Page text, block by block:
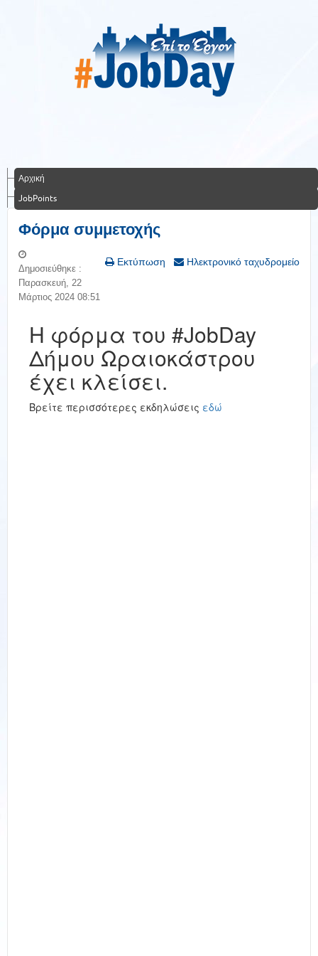
Αρχική
JobPoints
Φόρμα συμμετοχής
Εκτύπωση Ηλεκτρονικό ταχυδρομείο
Δημοσιεύθηκε :
Παρασκευή, 22
Μάρτιος 2024 08:51